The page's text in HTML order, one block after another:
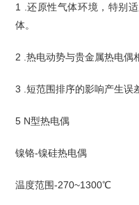
1 .还原性气体环境，特别
体。
2 .热电动势与贵金属热电偶
3 .短范围排序的影响产生误
5 N型热电偶
镍铬-镍硅热电偶
温度范围-270~1300℃